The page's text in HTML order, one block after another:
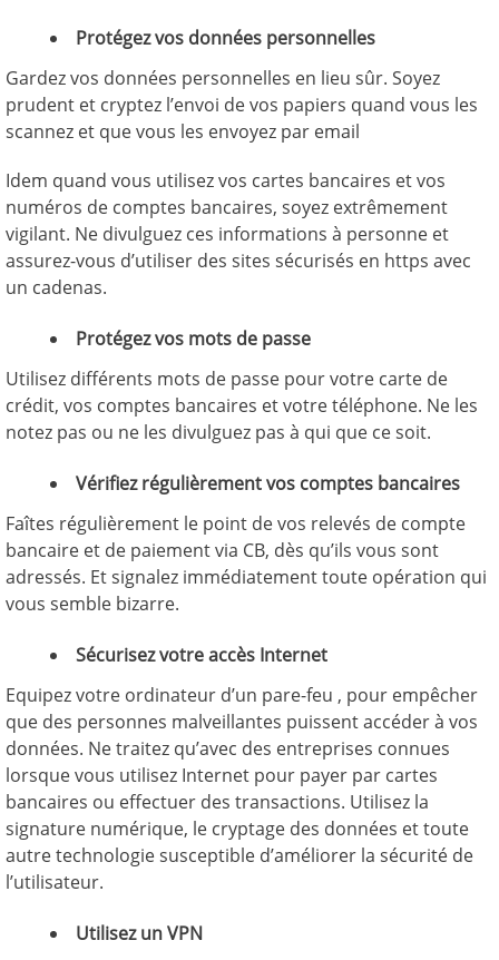
Protégez vos données personnelles
Gardez vos données personnelles en lieu sûr. Soyez
prudent et cryptez l’envoi de vos papiers quand vous les
scannez et que vous les envoyez par email
Idem quand vous utilisez vos cartes bancaires et vos
numéros de comptes bancaires, soyez extrêmement
vigilant. Ne divulguez ces informations à personne et
assurez-vous d’utiliser des sites sécurisés en https avec
un cadenas.
Protégez vos mots de passe
Utilisez différents mots de passe pour votre carte de
crédit, vos comptes bancaires et votre téléphone. Ne les
notez pas ou ne les divulguez pas à qui que ce soit.
Vérifiez régulièrement vos comptes bancaires
Faîtes régulièrement le point de vos relevés de compte
bancaire et de paiement via CB, dès qu’ils vous sont
adressés. Et signalez immédiatement toute opération qui
vous semble bizarre.
Sécurisez votre accès Internet
Equipez votre ordinateur d’un pare-feu , pour empêcher
que des personnes malveillantes puissent accéder à vos
données. Ne traitez qu’avec des entreprises connues
lorsque vous utilisez Internet pour payer par cartes
bancaires ou effectuer des transactions. Utilisez la
signature numérique, le cryptage des données et toute
autre technologie susceptible d’améliorer la sécurité de
l’utilisateur.
Utilisez un VPN